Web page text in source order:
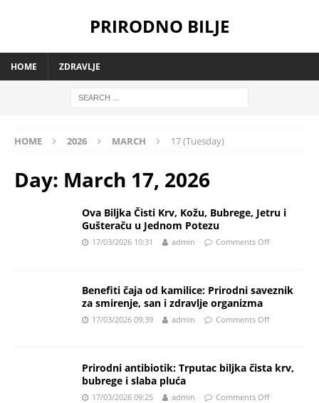
PRIRODNO BILJE
HOME ZDRAVLJE
HOME 2026 MARCH 17 (Tuesday)
Day: March 17, 2026
Ova Biljka Čisti Krv, Kožu, Bubrege, Jetru i
Gušteraču u Jednom Potezu
17/03/2026 10:31 admin Comments Off
Benefiti čaja od kamilice: Prirodni saveznik
za smirenje, san i zdravlje organizma
17/03/2026 09:39 admin Comments Off
Prirodni antibiotik: Trputac biljka čista krv,
bubrege i slaba pluća
17/03/2026 09:25 admin Comments Off